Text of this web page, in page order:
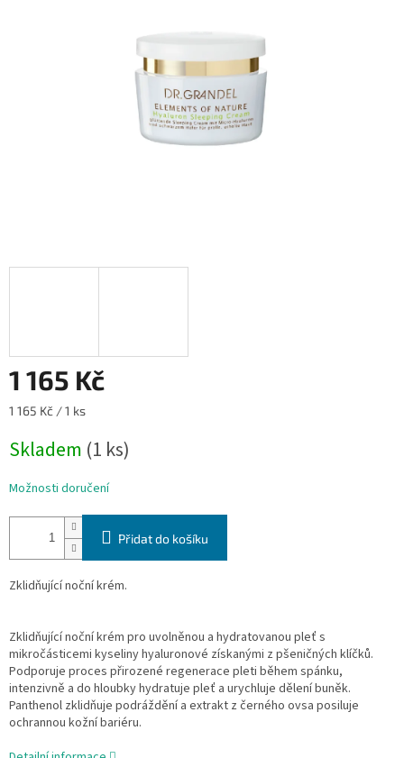
1 165 Kč
Měrná
1 165 Kč / 1 ks
Skladem (1 ks)
Možnosti doručení
Přidat do košíku
Zklidňující noční krém.
Zklidňující noční krém pro uvolněnou a hydratovanou pleť s
mikročásticemi kyseliny hyaluronové získanými z pšeničných klíčků.
Podporuje proces přirozené regenerace pleti během spánku,
intenzivně a do hloubky hydratuje pleť a urychluje dělení buněk.
Panthenol zklidňuje podráždění a extrakt z černého ovsa posiluje
ochrannou kožní bariéru.